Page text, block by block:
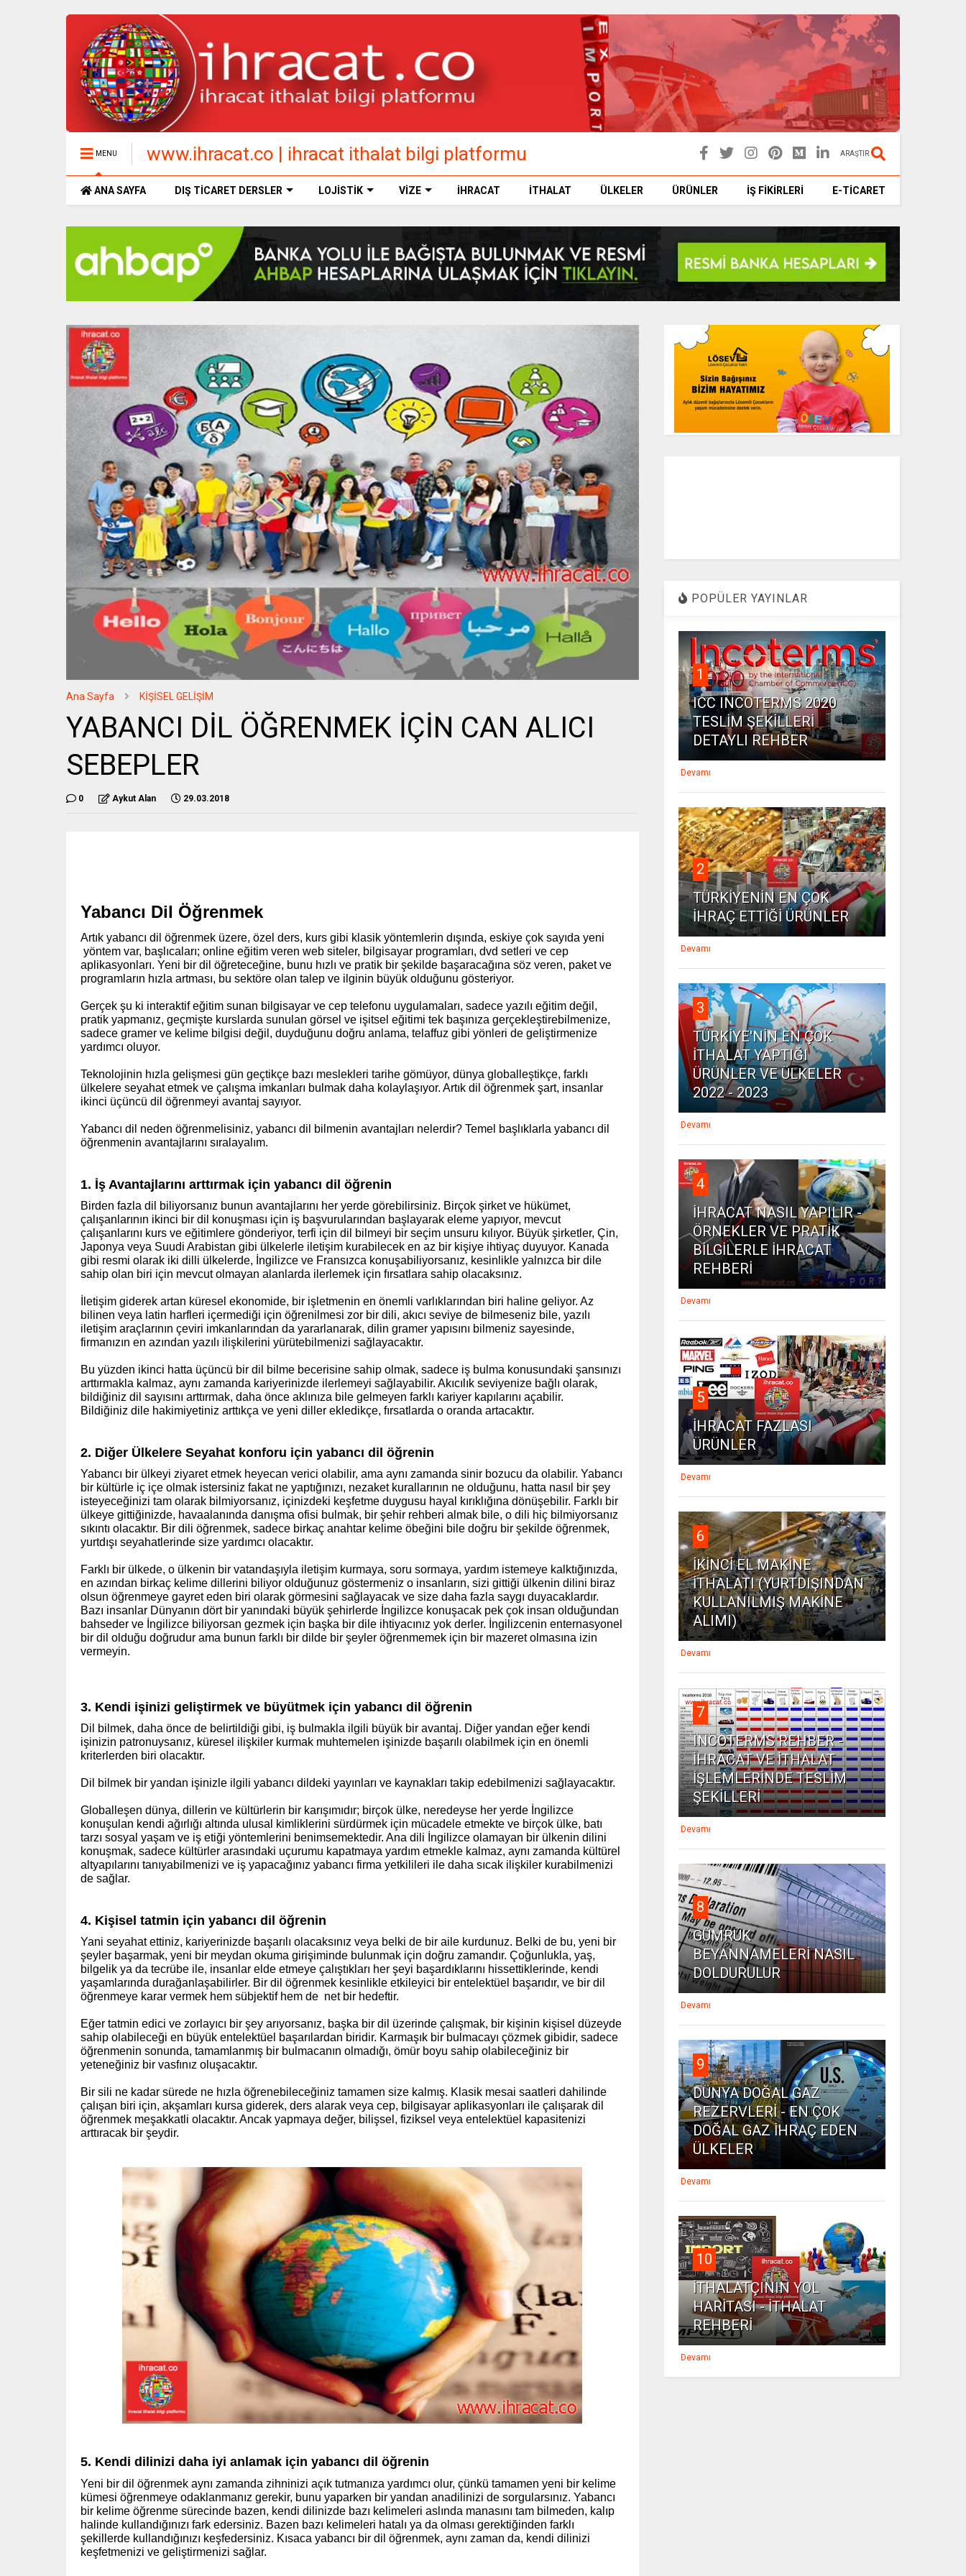
MENU www.ihracat.co | ihracat ithalat bilgi platformu ARAŞTIR
ANA SAYFA DIŞ TİCARET DERSLER LOJİSTİK VİZE İHRACAT İTHALAT ÜLKELER ÜRÜNLER İŞ FİKİRLERİ E-TİCARET
Ana Sayfa KİŞİSEL GELİŞİM
YABANCI DİL ÖĞRENMEK İÇİN CAN ALICI
SEBEPLER
0 Aykut Alan 29.03.2018
Yabancı Dil Öğrenmek
Artık yabancı dil öğrenmek üzere, özel ders, kurs gibi klasik yöntemlerin dışında, eskiye çok sayıda yeni
yöntem var, başlıcaları; online eğitim veren web siteler, bilgisayar programları, dvd setleri ve cep
aplikasyonları. Yeni bir dil öğreteceğine, bunu hızlı ve pratik bir şekilde başaracağına söz veren, paket ve
programların hızla artması, bu sektöre olan talep ve ilginin büyük olduğunu gösteriyor.
Gerçek şu ki interaktif eğitim sunan bilgisayar ve cep telefonu uygulamaları, sadece yazılı eğitim değil,
pratik yapmanız, geçmişte kurslarda sunulan görsel ve işitsel eğitimi tek başınıza gerçekleştirebilmenize,
sadece gramer ve kelime bilgisi değil, duyduğunu doğru anlama, telaffuz gibi yönleri de geliştirmenize
yardımcı oluyor.
Teknolojinin hızla gelişmesi gün geçtikçe bazı meslekleri tarihe gömüyor, dünya globalleştikçe, farklı
ülkelere seyahat etmek ve çalışma imkanları bulmak daha kolaylaşıyor. Artık dil öğrenmek şart, insanlar
ikinci üçüncü dil öğrenmeyi avantaj sayıyor.
Yabancı dil neden öğrenmelisiniz, yabancı dil bilmenin avantajları nelerdir? Temel başlıklarla yabancı dil
öğrenmenin avantajlarını sıralayalım.
1. İş Avantajlarını arttırmak için yabancı dil öğrenin
Birden fazla dil biliyorsanız bunun avantajlarını her yerde görebilirsiniz. Birçok şirket ve hükümet,
çalışanlarının ikinci bir dil konuşması için iş başvurularından başlayarak eleme yapıyor, mevcut
çalışanlarını kurs ve eğitimlere gönderiyor, terfi için dil bilmeyi bir seçim unsuru kılıyor. Büyük şirketler, Çin,
Japonya veya Suudi Arabistan gibi ülkelerle iletişim kurabilecek en az bir kişiye ihtiyaç duyuyor. Kanada
gibi resmi olarak iki dilli ülkelerde, İngilizce ve Fransızca konuşabiliyorsanız, kesinlikle yalnızca bir dile
sahip olan biri için mevcut olmayan alanlarda ilerlemek için fırsatlara sahip olacaksınız.
İletişim giderek artan küresel ekonomide, bir işletmenin en önemli varlıklarından biri haline geliyor. Az
bilinen veya latin harfleri içermediği için öğrenilmesi zor bir dili, akıcı seviye de bilmeseniz bile, yazılı
iletişim araçlarının çeviri imkanlarından da yararlanarak, dilin gramer yapısını bilmeniz sayesinde,
firmanızın en azından yazılı ilişkilerini yürütebilmenizi sağlayacaktır.
Bu yüzden ikinci hatta üçüncü bir dil bilme becerisine sahip olmak, sadece iş bulma konusundaki şansınızı
arttırmakla kalmaz, aynı zamanda kariyerinizde ilerlemeyi sağlayabilir. Akıcılık seviyenize bağlı olarak,
bildiğiniz dil sayısını arttırmak, daha önce aklınıza bile gelmeyen farklı kariyer kapılarını açabilir.
Bildiğiniz dile hakimiyetiniz arttıkça ve yeni diller ekledikçe, fırsatlarda o oranda artacaktır.
2. Diğer Ülkelere Seyahat konforu için yabancı dil öğrenin
Yabancı bir ülkeyi ziyaret etmek heyecan verici olabilir, ama aynı zamanda sinir bozucu da olabilir. Yabancı
bir kültürle iç içe olmak istersiniz fakat ne yaptığınızı, nezaket kurallarının ne olduğunu, hatta nasıl bir şey
isteyeceğinizi tam olarak bilmiyorsanız, içinizdeki keşfetme duygusu hayal kırıklığına dönüşebilir. Farklı bir
ülkeye gittiğinizde, havaalanında danışma ofisi bulmak, bir şehir rehberi almak bile, o dili hiç bilmiyorsanız
sıkıntı olacaktır. Bir dili öğrenmek, sadece birkaç anahtar kelime öbeğini bile doğru bir şekilde öğrenmek,
yurtdışı seyahatlerinde size yardımcı olacaktır.
Farklı bir ülkede, o ülkenin bir vatandaşıyla iletişim kurmaya, soru sormaya, yardım istemeye kalktığınızda,
en azından birkaç kelime dillerini biliyor olduğunuz göstermeniz o insanların, sizi gittiği ülkenin dilini biraz
olsun öğrenmeye gayret eden biri olarak görmesini sağlayacak ve size daha fazla saygı duyacaklardır.
Bazı insanlar Dünyanın dört bir yanındaki büyük şehirlerde İngilizce konuşacak pek çok insan olduğundan
bahseder ve İngilizce biliyorsan gezmek için başka bir dile ihtiyacınız yok derler. İngilizcenin enternasyonel
bir dil olduğu doğrudur ama bunun farklı bir dilde bir şeyler öğrenmemek için bir mazeret olmasına izin
vermeyin.
3. Kendi işinizi geliştirmek ve büyütmek için yabancı dil öğrenin
Dil bilmek, daha önce de belirtildiği gibi, iş bulmakla ilgili büyük bir avantaj. Diğer yandan eğer kendi
işinizin patronuysanız, küresel ilişkiler kurmak muhtemelen işinizde başarılı olabilmek için en önemli
kriterlerden biri olacaktır.
Dil bilmek bir yandan işinizle ilgili yabancı dildeki yayınları ve kaynakları takip edebilmenizi sağlayacaktır.
Globalleşen dünya, dillerin ve kültürlerin bir karışımıdır; birçok ülke, neredeyse her yerde İngilizce
konuşulan kendi ağırlığı altında ulusal kimliklerini sürdürmek için mücadele etmekte ve birçok ülke, batı
tarzı sosyal yaşam ve iş etiği yöntemlerini benimsemektedir. Ana dili İngilizce olamayan bir ülkenin dilini
konuşmak, sadece kültürler arasındaki uçurumu kapatmaya yardım etmekle kalmaz, aynı zamanda kültürel
altyapılarını tanıyabilmenizi ve iş yapacağınız yabancı firma yetkilileri ile daha sıcak ilişkiler kurabilmenizi
de sağlar.
4. Kişisel tatmin için yabancı dil öğrenin
Yani seyahat ettiniz, kariyerinizde başarılı olacaksınız veya belki de bir aile kurdunuz. Belki de bu, yeni bir
şeyler başarmak, yeni bir meydan okuma girişiminde bulunmak için doğru zamandır. Çoğunlukla, yaş,
bilgelik ya da tecrübe ile, insanlar elde etmeye çalıştıkları her şeyi başardıklarını hissettiklerinde, kendi
yaşamlarında durağanlaşabilirler. Bir dil öğrenmek kesinlikle etkileyici bir entelektüel başarıdır, ve bir dil
öğrenmeye karar vermek hem sübjektif hem de net bir hedeftir.
Eğer tatmin edici ve zorlayıcı bir şey arıyorsanız, başka bir dil üzerinde çalışmak, bir kişinin kişisel düzeyde
sahip olabileceği en büyük entelektüel başarılardan biridir. Karmaşık bir bulmacayı çözmek gibidir, sadece
öğrenmenin sonunda, tamamlanmış bir bulmacanın olmadığı, ömür boyu sahip olabileceğiniz bir
yeteneğiniz bir vasfınız oluşacaktır.
Bir sili ne kadar sürede ne hızla öğrenebileceğiniz tamamen size kalmış. Klasik mesai saatleri dahilinde
çalışan biri için, akşamları kursa giderek, ders alarak veya cep, bilgisayar aplikasyonları ile çalışarak dil
öğrenmek meşakkatli olacaktır. Ancak yapmaya değer, bilişsel, fiziksel veya entelektüel kapasitenizi
arttıracak bir şeydir.
5. Kendi dilinizi daha iyi anlamak için yabancı dil öğrenin
Yeni bir dil öğrenmek aynı zamanda zihninizi açık tutmanıza yardımcı olur, çünkü tamamen yeni bir kelime
kümesi öğrenmeye odaklanmanız gerekir, bunu yaparken bir yandan anadilinizi de sorgularsınız. Yabancı
bir kelime öğrenme sürecinde bazen, kendi dilinizde bazı kelimeleri aslında manasını tam bilmeden, kalıp
halinde kullandığınızı fark edersiniz. Bazen bazı kelimeleri hatalı ya da olması gerektiğinden farklı
şekillerde kullandığınızı keşfedersiniz. Kısaca yabancı bir dil öğrenmek, aynı zaman da, kendi dilinizi
keşfetmenizi ve geliştirmenizi sağlar.
POPÜLER YAYINLAR
1
ICC INCOTERMS 2020
TESLİM ŞEKİLLERİ
DETAYLI REHBER
Devamı
2
TÜRKİYENİN EN ÇOK
İHRAÇ ETTİĞİ ÜRÜNLER
Devamı
3
TÜRKİYE'NİN EN ÇOK
İTHALAT YAPTIĞI
ÜRÜNLER VE ÜLKELER
2022 - 2023
Devamı
4
İHRACAT NASIL YAPILIR -
ÖRNEKLER VE PRATİK
BİLGİLERLE İHRACAT
REHBERİ
Devamı
5
İHRACAT FAZLASI
ÜRÜNLER
Devamı
6
İKİNCİ EL MAKİNE
İTHALATI (YURTDIŞINDAN
KULLANILMIŞ MAKİNE
ALIMI)
Devamı
7
INCOTERMS REHBER -
İHRACAT VE İTHALAT
İŞLEMLERİNDE TESLİM
ŞEKİLLERİ
Devamı
8
GÜMRÜK
BEYANNAMELERİ NASIL
DOLDURULUR
Devamı
9
DÜNYA DOĞAL GAZ
REZERVLERİ - EN ÇOK
DOĞAL GAZ İHRAÇ EDEN
ÜLKELER
Devamı
10
İTHALATÇININ YOL
HARİTASI - İTHALAT
REHBERİ
Devamı